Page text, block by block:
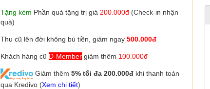
Tặng kèm Phần quà tặng trị giá 200.000đ (Check-in nhận
quà)
Thu cũ lên đời không bù tiền, giảm ngay 500.000đ
Khách hàng cũ D-Member giảm thêm 100.000đ
Giảm thêm 5% tối đa 200.000đ khi thanh toán
qua Kredivo (Xem chi tiết)